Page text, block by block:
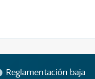
Reglamentación baja